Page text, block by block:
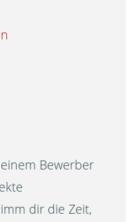
Bewerber
dir die Zeit,